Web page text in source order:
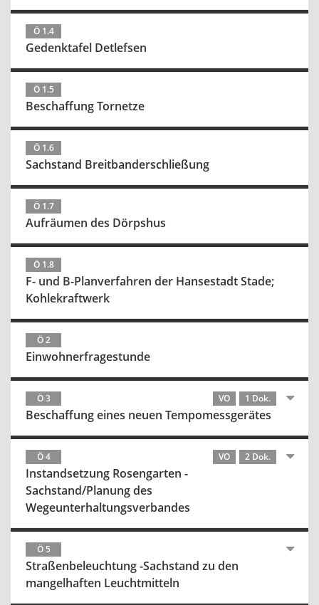
Ö 1.4
Gedenktafel Detlefsen
Ö 1.5
Beschaffung Tornetze
Ö 1.6
Sachstand Breitbanderschließung
Ö 1.7
Aufräumen des Dörpshus
Ö 1.8
F- und B-Planverfahren der Hansestadt Stade;
Kohlekraftwerk
Ö 2
Einwohnerfragestunde
Ö 3 VO 1 Dok.
Beschaffung eines neuen Tempomessgerätes
Ö 4 VO 2 Dok.
Instandsetzung Rosengarten -
Sachstand/Planung des
Wegeunterhaltungsverbandes
Ö 5
Straßenbeleuchtung -Sachstand zu den
mangelhaften Leuchtmitteln